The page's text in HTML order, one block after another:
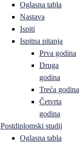
Oglasna tabla
Nastava
Ispiti
Ispitna pitanja
Prva godina
Druga
godina
Treća godina
Četvrta
godina
Postdiplomski studij
Oglasna tabla